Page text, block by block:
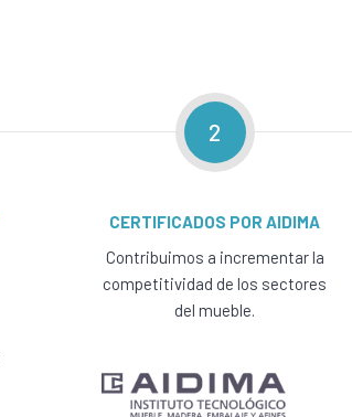
2
CERTIFICADOS POR AIDIMA
Contribuimos a incrementar la
competitividad de los sectores
del mueble.